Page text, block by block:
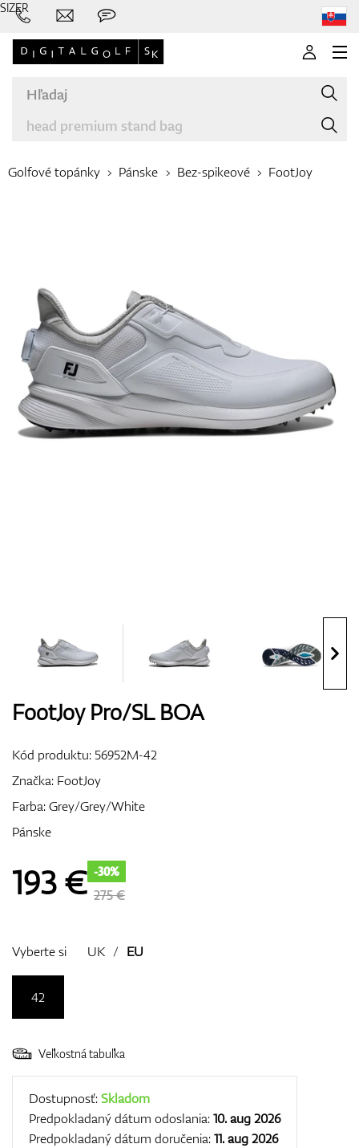
Oblečenie
Topánky
Bagy
GPS/Zameriavače
Darčekové poukážky
Golfové topánky Pánske Bez-spikeové FootJoy
FootJoy Pro/SL BOA
Kód produktu:56952M-42
Značka: FootJoy
Farba: Grey/Grey/White
Pánske
193€ -30%
275 €
Vyberte si UK / EU
42
Veľkostná tabuľka
Dostupnosť:Skladom
Predpokladaný dátum odoslania:10. aug 2026
Predpokladaný dátum doručenia:11. aug 2026
SIZER